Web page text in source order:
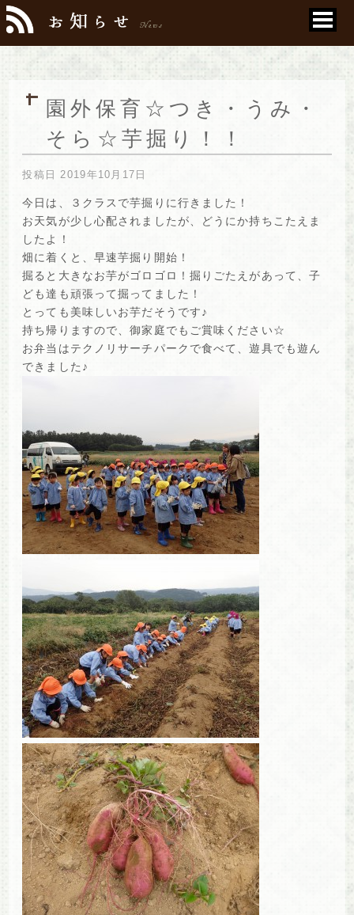
園外保育☆つき・うみ・
そら☆芋掘り！！
投稿日2019年10月17日
今日は、３クラスで芋掘りに行きました！
お天気が少し心配されましたが、どうにか持ちこたえま
したよ！
畑に着くと、早速芋掘り開始！
掘ると大きなお芋がゴロゴロ！掘りごたえがあって、子
ども達も頑張って掘ってました！
とっても美味しいお芋だそうです♪
持ち帰りますので、御家庭でもご賞味ください☆
お弁当はテクノリサーチパークで食べて、遊具でも遊ん
できました♪